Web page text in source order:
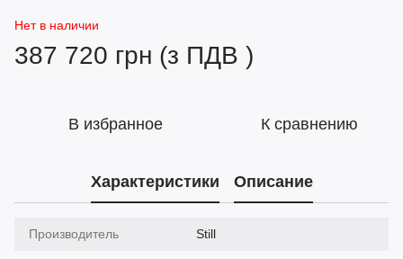
Нет в наличии
387 720 грн (з ПДВ )
В избранное К сравнению
Характеристики Описание
Производитель Still